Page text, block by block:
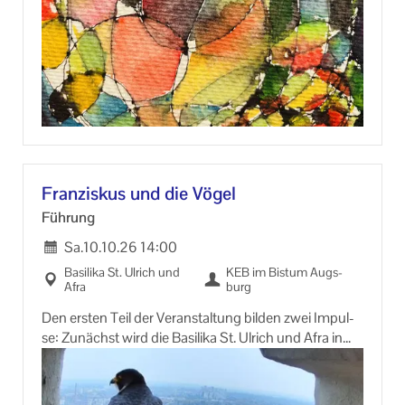
Im Work­shop stim­men wir mit Leib und Seele ein in
diese Be­we­gung des Frie­dens.
Bitte mit­brin­gen: be­que­me Klei­dung, So­cken oder
leich­te Indoor-​Schuhe.
Fran­zis­kus und die Vögel
Füh­rung
Sa.10.10.26 14:00
Ba­si­li­ka St. Ul­rich und
Afra
KEB im Bis­tum Augs­
burg
Den ers­ten Teil der Ver­an­stal­tung bil­den zwei Im­pul­
se: Zu­nächst wird die Ba­si­li­ka St. Ul­rich und Afra in
Augs­burg aus einem schöp­fungs­spi­ri­tu­el­len Blick­
win­kel vor­ge­stellt. Eben­falls spi­ri­tu­el­len Fra­gen ge­
wid­met ist da­nach ein Im­puls über den hei­li­gen Fran­